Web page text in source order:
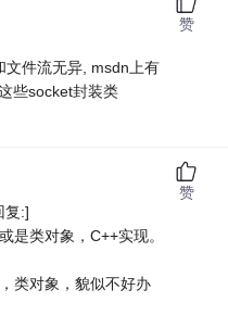
文件流无异, msdn上有
些socket封装类
赞
复:]
是类对象，C++实现。
类对象，貌似不好办
赞